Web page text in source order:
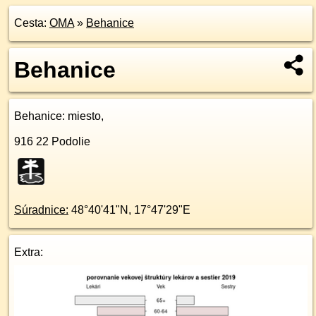
Cesta: OMA» Behanice
Behanice
Behanice: miesto,
916 22 Podolie
Súradnice: 48°40'41"N , 17°47'29"E
Extra: